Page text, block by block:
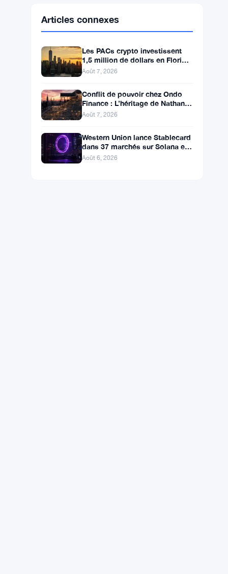
SolanaSOL $72.6559 ▼ -1.82%
XRPXRP $1.0363
Les PACs crypto investissent